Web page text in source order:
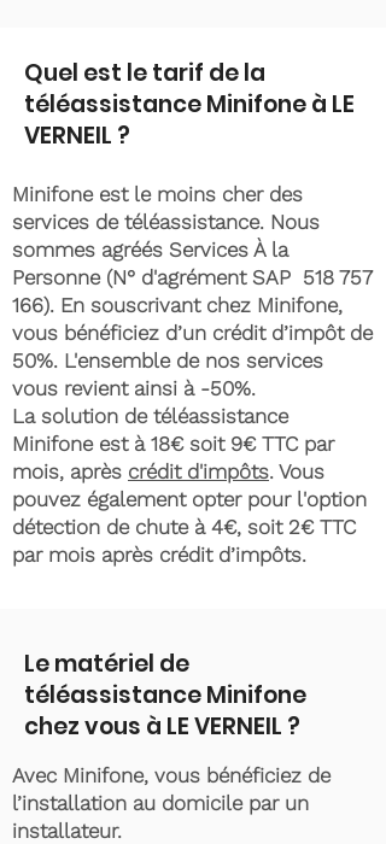
Quel est le tarif de la
téléassistance Minifone à LE
VERNEIL ?
Minifone est le moins cher des
services de téléassistance. Nous
sommes agréés Services À la
Personne (N° d'agrément SAP 518 757
166). En souscrivant chez Minifone,
vous bénéficiez d’un crédit d’impôt de
50%. L'ensemble de nos services
vous revient ainsi à -50%.
La solution de téléassistance
Minifone est à 18€ soit 9€ TTC par
mois, après crédit d'impôts. Vous
pouvez également opter pour l'option
détection de chute à 4€, soit 2€ TTC
par mois après crédit d’impôts.
Le matériel de
téléassistance Minifone
chez vous à LE VERNEIL ?
Avec Minifone, vous bénéficiez de
l’installation au domicile par un
installateur.